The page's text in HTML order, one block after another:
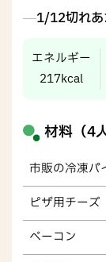
1/12切れあ
エネルギー
217kcal
材料（4
市販の冷凍パ
ピザ用チーズ
ベーコン